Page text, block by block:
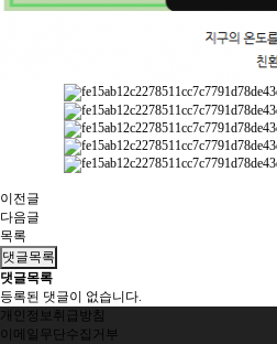
이전글
다음글
목록
댓글목록
댓글목록
등록된 댓글이 없습니다.
개인정보취급방침
이메일무단수집거부